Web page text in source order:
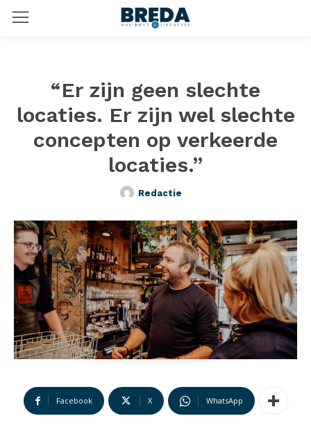
“Er zijn geen slechte
locaties. Er zijn wel slechte
concepten op verkeerde
locaties.”
Redactie
Facebook X WhatsApp